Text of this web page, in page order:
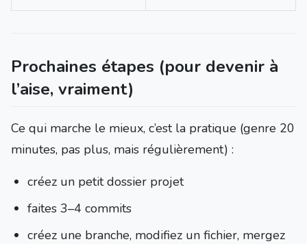
Prochaines étapes (pour devenir à
l’aise, vraiment)
Ce qui marche le mieux, c’est la pratique (genre 20
minutes, pas plus, mais régulièrement) :
créez un petit dossier projet
faites 3–4 commits
créez une branche, modifiez un fichier, mergez